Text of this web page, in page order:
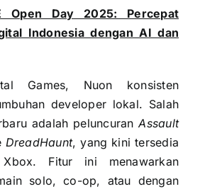
Open Day 2025: Percepat
Indonesia dengan AI dan
Games, Nuon konsisten
developer lokal. Salah
adalah peluncuranAssault
DreadHaunt, yang kini tersedia
Fitur ini menawarkan
solo, co-op, atau dengan